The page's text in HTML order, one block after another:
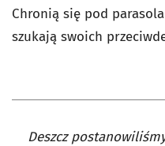
Chronią się pod
szukają swoich
Deszcz